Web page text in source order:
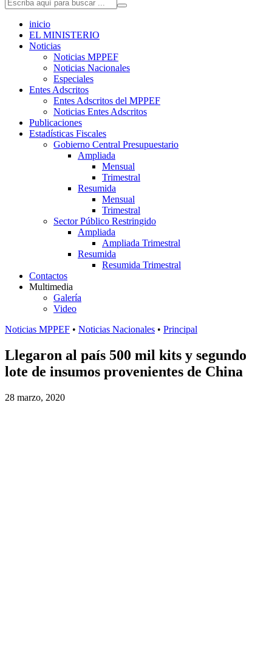
inicio
EL MINISTERIO
Noticias
Noticias MPPEF
Noticias Nacionales
Especiales
Entes Adscritos
Entes Adscritos del MPPEF
Noticias Entes Adscritos
Publicaciones
Estadísticas Fiscales
Gobierno Central Presupuestario
Ampliada
Mensual
Trimestral
Resumida
Mensual
Trimestral
Sector Público Restringido
Ampliada
Ampliada Trimestral
Resumida
Resumida Trimestral
Contactos
Multimedia
Galería
Video
Noticias MPPEF • Noticias Nacionales • Principal
Llegaron al país 500 mil kits y segundo
lote de insumos provenientes de China
28 marzo, 2020